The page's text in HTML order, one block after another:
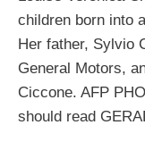
children born into
Her father, Sylvio
General Motors,
Ciccone. AFP
should read